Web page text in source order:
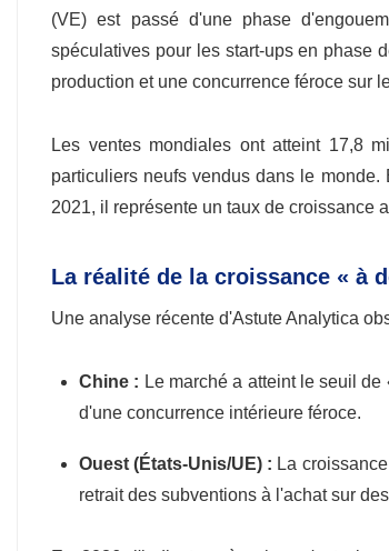
(VE) est passé d'une phase
spéculatives pour les start-ups en phase
production et une concurrence féroce sur
Les ventes mondiales ont atteint 17,8
particuliers neufs vendus dans le
2021, il représente un taux de croissance
La réalité de la croissance « à
Une analyse récente d'Astute Analytica
Chine : Le marché a atteint le seuil
d'une concurrence intérieure féroce.
Ouest (États-Unis/UE) : ​​La
retrait des subventions à l'achat sur